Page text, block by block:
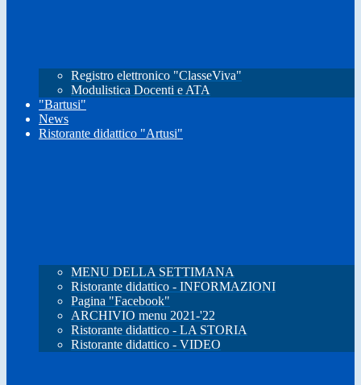
Registro elettronico "ClasseViva"
Modulistica Docenti e ATA
"Bartusi"
News
Ristorante didattico "Artusi"
MENU DELLA SETTIMANA
Ristorante didattico - INFORMAZIONI
Pagina "Facebook"
ARCHIVIO menu 2021-'22
Ristorante didattico - LA STORIA
Ristorante didattico - VIDEO